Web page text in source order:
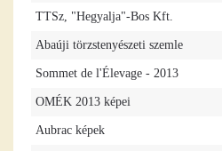
TTSz, "Hegyalja"-Bos Kft.
Abaúji törzstenyészeti szemle
Sommet de l'Élevage - 2013
OMÉK 2013 képei
Aubrac képek